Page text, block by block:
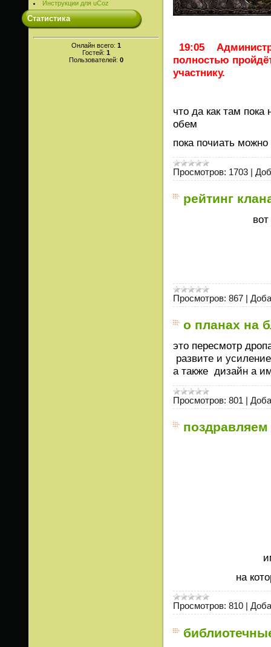
Инструкции для uCoz
Статистика
Онлайн всего: 1
Гостей: 1
Пользователей: 0
19:05
полностью
участнику.
что да как там
обем
пока почиать
Просмотров: 1703 |
рейтинг
Просмотров: 867 |
о планах на
это пересмотр
развите и
а также дизайн а
Просмотров: 801 |
на
Просмотров: 810 |